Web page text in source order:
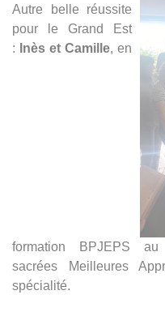
Autre belle réussite
pour le Grand Est
:
Inès et Camille, en
formation BPJEPS
sacrées Meilleures
spécialité.